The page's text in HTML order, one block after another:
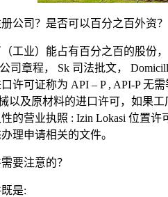
公司？是否可以百分之百外资
工业）能占有百分之百的股份
司章程， Sk 司法批文，
许可证称为 API – P , API-P 无
以及原材料的进口许可，如果
的营业执照 : Izin Lokasi 位置
理申请相关的文件。
要注意的？
是: